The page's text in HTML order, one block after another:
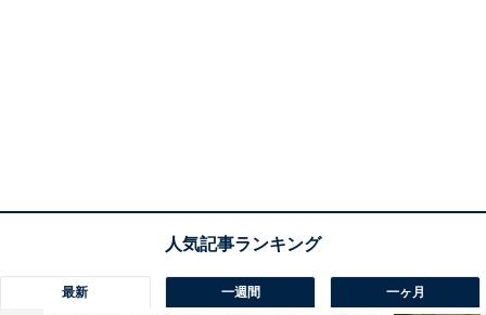
最新 一週間 一ヶ月